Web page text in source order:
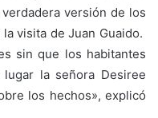
versión de los
visita de Juan Guaido.
sin que los habitantes
la señora Desiree
los hechos», explicó